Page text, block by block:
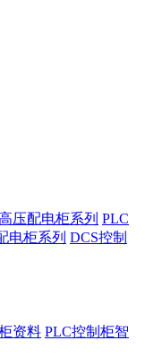
压配电柜系列 PLC
电柜系列 DCS控制
资料 PLC控制柜智